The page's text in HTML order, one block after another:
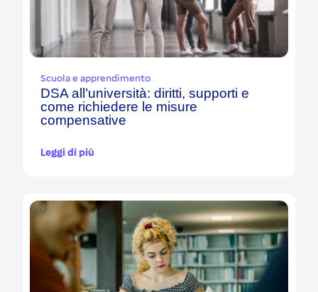
Scuola e apprendimento
DSA all’università: diritti, supporti e
come richiedere le misure
compensative
Leggi di più